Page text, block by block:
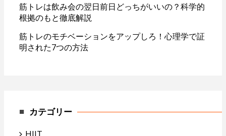
筋トレは飲み会の翌日前日どっちがいいの？科学的
根拠のもと徹底解説
筋トレのモチベーションをアップしろ！心理学で証
明された7つの方法
カテゴリー
HIIT